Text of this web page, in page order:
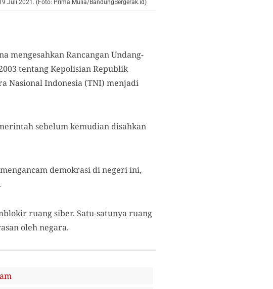
Juli 2021. (Foto: Prima Mulia/BandungBergerak.id)
mengesahkan Rancangan Undang-
tentang Kepolisian Republik
Nasional Indonesia (TNI) menjadi
sebelum kemudian disahkan
demokrasi di negeri ini,
ruang siber. Satu-satunya ruang
oleh negara.